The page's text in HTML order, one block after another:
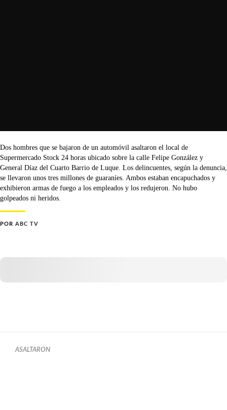
Dos hombres que se bajaron de un automóvil asaltaron el local de
Supermercado Stock 24 horas ubicado sobre la calle Felipe González y
General Díaz del Cuarto Barrio de Luque. Los delincuentes, según la denuncia,
se llevaron unos tres millones de guaraníes. Ambos estaban encapuchados y
exhibieron armas de fuego a los empleados y los redujeron. No hubo
golpeados ni heridos.
POR ABC TV
ASALTARON